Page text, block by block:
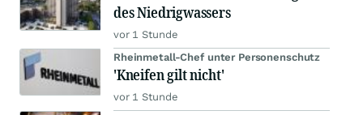
des Niedrigwassers
vor 1 Stunde
Rheinmetall-Chef unter Personenschutz
'Kneifen gilt nicht'
vor 1 Stunde